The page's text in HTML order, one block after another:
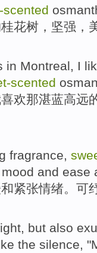
scented
桂花树 ， 坚强 ，
in Montreal, I
scented
喜欢那湛蓝高远
fragrance,
mood and ease
紧张情绪。 可
, but also
the silence, "